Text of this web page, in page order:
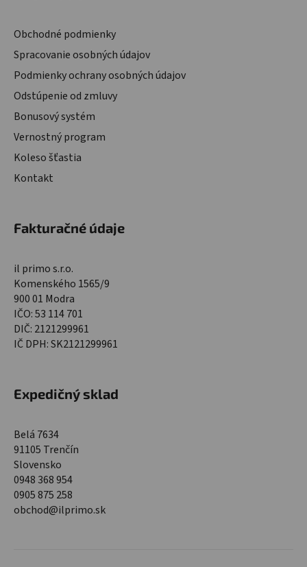
Obchodné podmienky
Spracovanie osobných údajov
Podmienky ochrany osobných údajov
Odstúpenie od zmluvy
Bonusový systém
Vernostný program
Koleso šťastia
Kontakt
Fakturačné údaje
il primo s.r.o.
Komenského 1565/9
900 01 Modra
IČO: 53 114 701
DIČ: 2121299961
IČ DPH: SK2121299961
Expedičný sklad
Belá 7634
91105 Trenčín
Slovensko
0948 368 954
0905 875 258
obchod@ilprimo.sk